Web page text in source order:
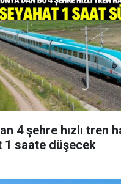
4 şehre hızlı tren
1 saate düşecek